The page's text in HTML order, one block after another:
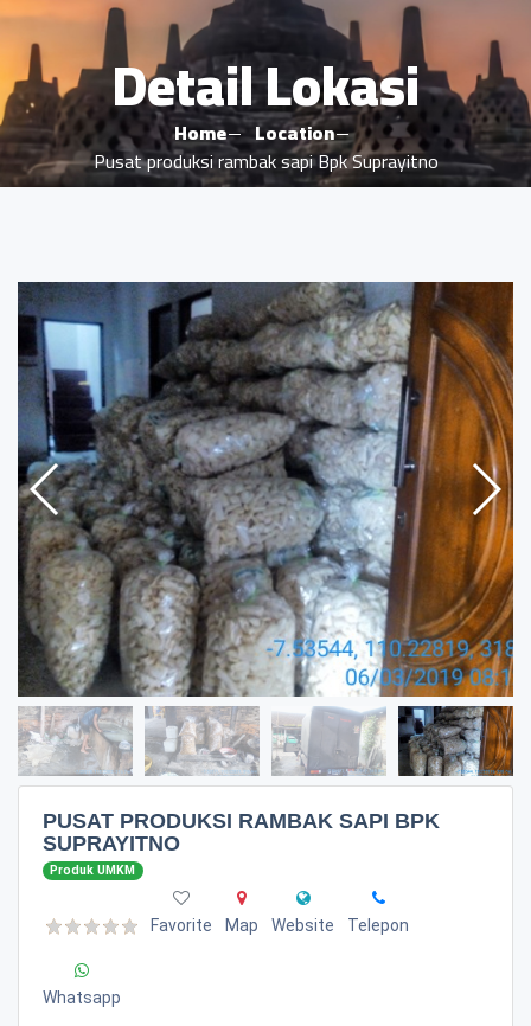
Detail Lokasi
Home
Location
Pusat produksi rambak sapi Bpk Suprayitno
PUSAT PRODUKSI RAMBAK SAPI BPK
SUPRAYITNO
Produk UMKM
Favorite Map Website Telepon
Whatsapp